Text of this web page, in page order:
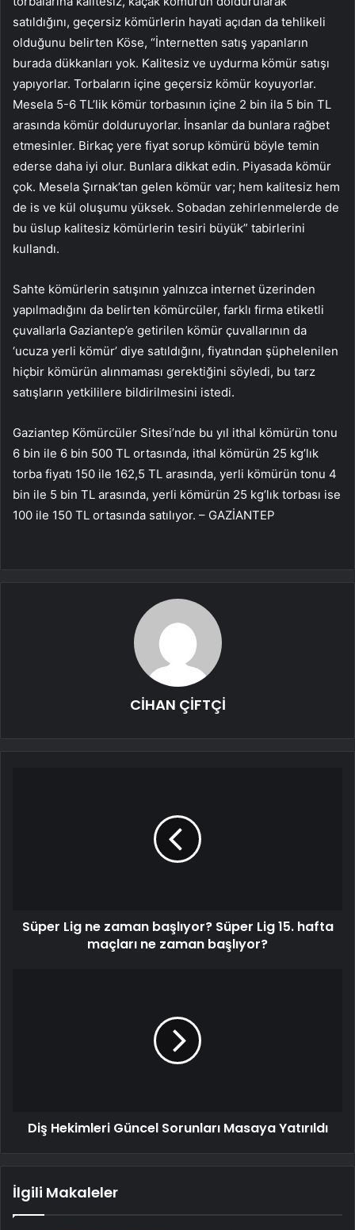
satıldığını, geçersiz kömürlerin hayati açıdan da tehlikeli
olduğunu belirten Köse, “İnternetten satış yapanların
burada dükkanları yok. Kalitesiz ve uydurma kömür satışı
yapıyorlar. Torbaların içine geçersiz kömür koyuyorlar.
Mesela 5-6 TL’lik kömür torbasının içine 2 bin ila 5 bin TL
arasında kömür dolduruyorlar. İnsanlar da bunlara rağbet
etmesinler. Birkaç yere fiyat sorup kömürü böyle temin
ederse daha iyi olur. Bunlara dikkat edin. Piyasada kömür
çok. Mesela Şırnak’tan gelen kömür var; hem kalitesiz hem
de is ve kül oluşumu yüksek. Sobadan zehirlenmelerde de
bu üslup kalitesiz kömürlerin tesiri büyük” tabirlerini
kullandı.
Sahte kömürlerin satışının yalnızca internet üzerinden
yapılmadığını da belirten kömürcüler, farklı firma etiketli
çuvallarla Gaziantep’e getirilen kömür çuvallarının da
‘ucuza yerli kömür’ diye satıldığını, fiyatından şüphelenilen
hiçbir kömürün alınmaması gerektiğini söyledi, bu tarz
satışların yetkililere bildirilmesini istedi.
Gaziantep Kömürcüler Sitesi’nde bu yıl ithal kömürün tonu
6 bin ile 6 bin 500 TL ortasında, ithal kömürün 25 kg’lık
torba fiyatı 150 ile 162,5 TL arasında, yerli kömürün tonu 4
bin ile 5 bin TL arasında, yerli kömürün 25 kg’lık torbası ise
100 ile 150 TL ortasında satılıyor. – GAZİANTEP
CİHAN ÇİFTÇİ
Süper Lig ne zaman başlıyor? Süper Lig 15. hafta
maçları ne zaman başlıyor?
Diş Hekimleri Güncel Sorunları Masaya Yatırıldı
İlgili Makaleler